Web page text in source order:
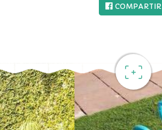
COMPARTIR